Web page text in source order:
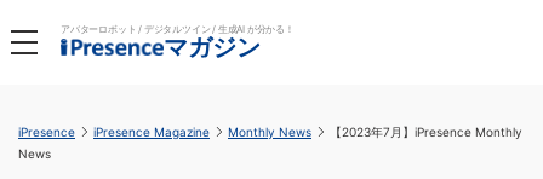
アバターロボット / デジタルツイン / 生成AI が分かる！
マガジン
iPresence iPresence Magazine Monthly News
【2023年7月】iPresence Monthly
News